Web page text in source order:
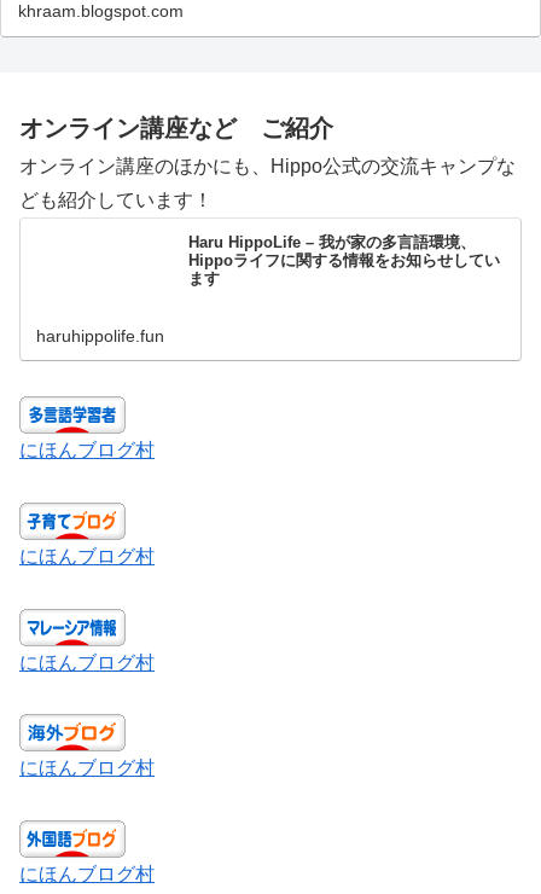
khraam.blogspot.com
オンライン講座など ご紹介
オンライン講座のほかにも、Hippo公式の交流キャンプな
ども紹介しています！
Haru HippoLife – 我が家の多言語環境、
Hippoライフに関する情報をお知らせしてい
ます
haruhippolife.fun
にほんブログ村
にほんブログ村
にほんブログ村
にほんブログ村
にほんブログ村